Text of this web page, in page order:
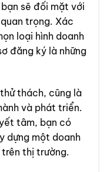
sẽ đối mặt với
trọng. Xác
loại hình doanh
đăng ký là những
thách, cũng là
và phát triển.
tâm, bạn có
dựng một doanh
thị trường.